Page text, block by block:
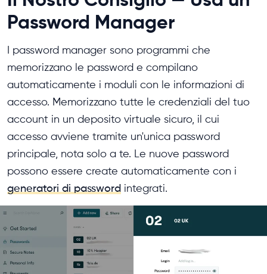
Password Manager
I password manager sono programmi che
memorizzano le password e compilano
automaticamente i moduli con le informazioni di
accesso. Memorizzano tutte le credenziali del tuo
account in un deposito virtuale sicuro, il cui
accesso avviene tramite un'unica password
principale, nota solo a te. Le nuove password
possono essere create automaticamente con i
generatori di password integrati.